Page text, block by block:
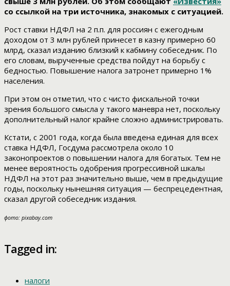
со ссылкой на три источника, знакомых с ситуацией.
Рост ставки НДФЛ на 2 п.п. для россиян с ежегодным
доходом от 3 млн рублей принесет в казну примерно 60
млрд, сказал изданию близкий к кабмину собеседник. По
его словам, вырученные средства пойдут на борьбу с
бедностью. Повышение налога затронет примерно 1%
населения.
При этом он отметил, что с чисто фискальной точки
зрения большого смысла у такого маневра нет, поскольку
дополнительный налог крайне сложно администрировать.
Кстати, с 2001 года, когда была введена единая для всех
ставка НДФЛ, Госдума рассмотрела около 10
законопроектов о повышении налога для богатых. Тем не
менее вероятность одобрения прогрессивной шкалы
НДФЛ на этот раз значительно выше, чем в предыдущие
годы, поскольку нынешняя ситуация — беспрецедентная,
сказал другой собеседник издания.
фото: pixabay.com
Tagged in:
налоги